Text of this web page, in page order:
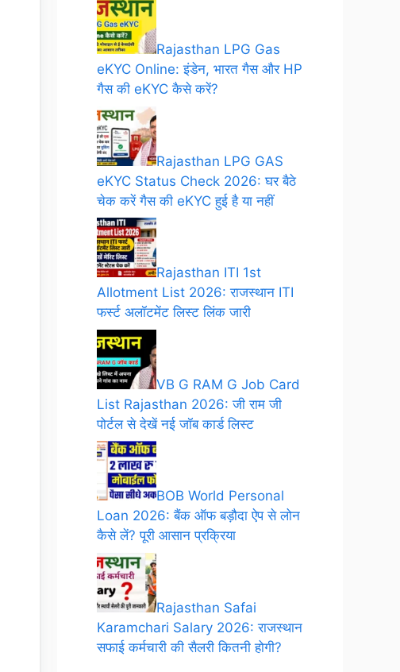
Rajasthan LPG Gas
eKYC Online: इंडेन, भारत गैस और HP
गैस की eKYC कैसे करें?
Rajasthan LPG GAS
eKYC Status Check 2026: घर बैठे
चेक करें गैस की eKYC हुई है या नहीं
Rajasthan ITI 1st
Allotment List 2026: राजस्थान ITI
फर्स्ट अलॉटमेंट लिस्ट लिंक जारी
VB G RAM G Job Card
List Rajasthan 2026: जी राम जी
पोर्टल से देखें नई जॉब कार्ड लिस्ट
BOB World Personal
Loan 2026: बैंक ऑफ बड़ौदा ऐप से लोन
कैसे लें? पूरी आसान प्रक्रिया
Rajasthan Safai
Karamchari Salary 2026: राजस्थान
सफाई कर्मचारी की सैलरी कितनी होगी?